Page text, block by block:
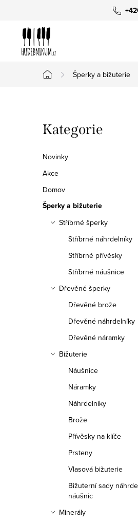
Domů
Šperky a bižuterie
o
s
t
r
Přeskočit
kategorie
Kategorie
Novinky
Akce
Domov
Šperky a bižuterie
Stříbrné šperky
Stříbrné náhrdelníky
Stříbrné přívěsky
Stříbrné náušnice
Dřevěné šperky
Dřevěné brože
Dřevěné náhrdelníky
Dřevěné náramky
Bižuterie
Náušnice
Náramky
Náhrdelníky
Brože
Přívěsky na klíče
Prsteny
Vlasová bižuterie
Bižuterní sady
náušnic
Minerály